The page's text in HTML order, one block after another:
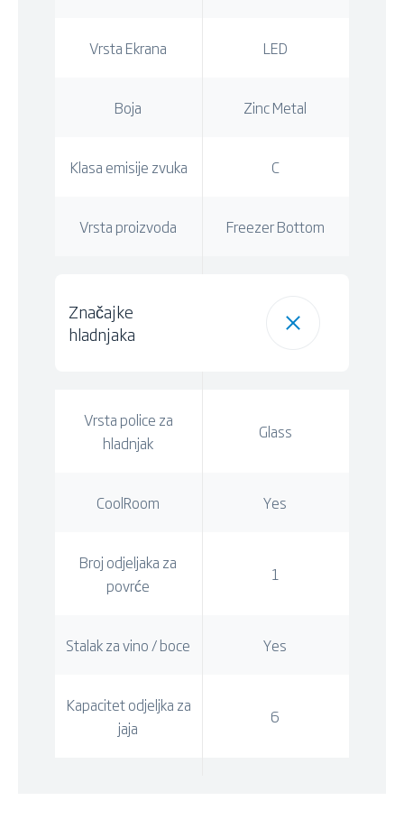
Vrsta Ekrana LED
Boja Zinc Metal
Klasa emisije zvuka C
Vrsta proizvoda Freezer Bottom
Značajke
hladnjaka
Vrsta police za
hladnjak
Glass
CoolRoom Yes
Broj odjeljaka za
povrće
1
Stalak za vino / boce Yes
Kapacitet odjeljka za
jaja
6